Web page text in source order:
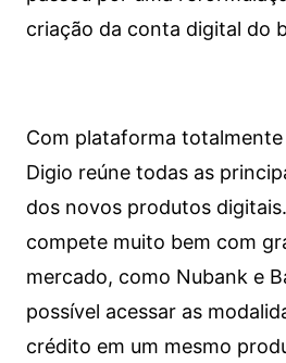
criação da conta digital do
Com plataforma
Digio reúne todas as
dos novos produtos
compete muito bem com
mercado, como Nubank e
possível acessar as
crédito em um mesmo